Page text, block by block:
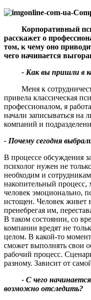
Корпоративный
расскажет о
том, к чему оно
чего начинается
- Как вы пришли в
Меня к
привела классическая
профессионалом, я
начали записываться на
компаний и
- Почему сегодня
В процессе обсуждения
психолог нужен не
необходим и
накопительный процесс,
человек эмоционально,
истощен. Человек живет
пренебрегая им,
В таком состоянии, со
компании вредят не
целом. В какой-то
сможет выполнять свои
рабочий процесс.
разному. Зависит от
- С чего
возможно отследить?